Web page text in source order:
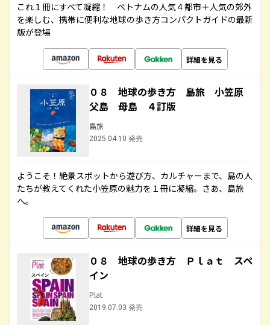
これ１冊にすべて凝縮！ ベトナムの人気４都市＋人気の郊外
を楽しむ、携帯に便利な地球の歩き方コンパクトガイドの最新
版が登場
詳細を見る
０８ 地球の歩き方 島旅 小笠原
父島 母島 ４訂版
島旅
2025.04.10 発売
ようこそ！絶景スポットから遊び方、カルチャーまで、島の人
たちが教えてくれた小笠原の魅力を１冊に凝縮。さあ、島旅
へ。
詳細を見る
０８ 地球の歩き方 Ｐｌａｔ スペ
イン
Plat
2019.07.03 発売